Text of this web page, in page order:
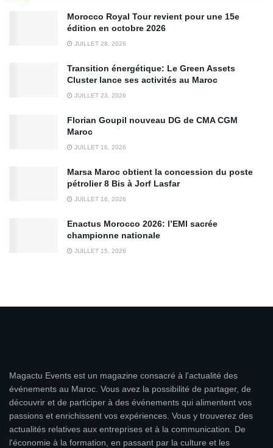
Morocco Royal Tour revient pour une 15e
édition en octobre 2026
JUILLET 28, 2026
Transition énergétique: Le Green Assets
Cluster lance ses activités au Maroc
JUILLET 23, 2026
Florian Goupil nouveau DG de CMA CGM
Maroc
JUILLET 16, 2026
Marsa Maroc obtient la concession du poste
pétrolier 8 Bis à Jorf Lasfar
JUILLET 16, 2026
Enactus Morocco 2026: l’EMI sacrée
championne nationale
JUILLET 15, 2026
Magactu Events est un magazine consacré à l'actualité des
événements au Maroc. Vous avez la possibilité de partager, de
découvrir et de participer à des événements qui alimentent vos
passions et enrichissent vos expériences. Vous y trouverez des
actualités relatives aux entreprises et à la communication. De
l'économie à la formation, en passant par la culture et les